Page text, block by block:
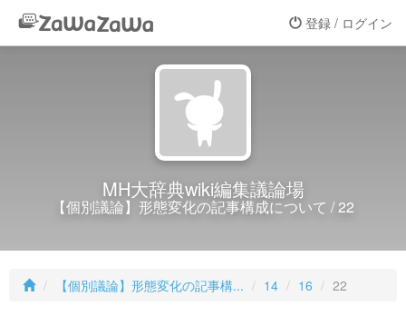
登録 / ログイン
MH大辞典wiki編集議論場
【個別議論】形態変化の記事構成について / 22
【個別議論】形態変化の記事構... 14 16 22